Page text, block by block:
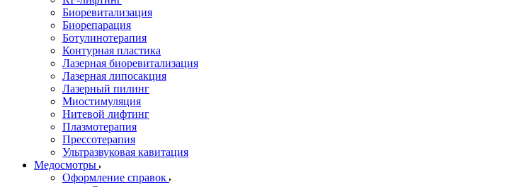
Биоревитализация
Биорепарация
Ботулинотерапия
Контурная пластика
Лазерная биоревитализация
Лазерная липосакция
Лазерный пилинг
Миостимуляция
Нитевой лифтинг
Плазмотерапия
Прессотерапия
Ультразвуковая кавитация
Медосмотры
Оформление справок